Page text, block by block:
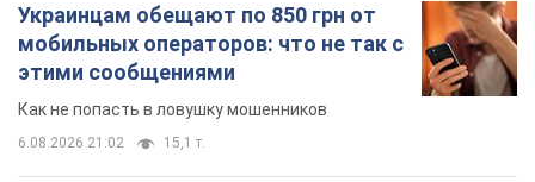
Украинцам обещают по 850 грн от
мобильных операторов: что не так с
этими сообщениями
Как не попасть в ловушку мошенников
6.08.2026 21:02 15,1 т.